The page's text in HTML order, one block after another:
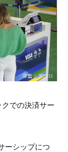
での決済サー
ーシップにつ